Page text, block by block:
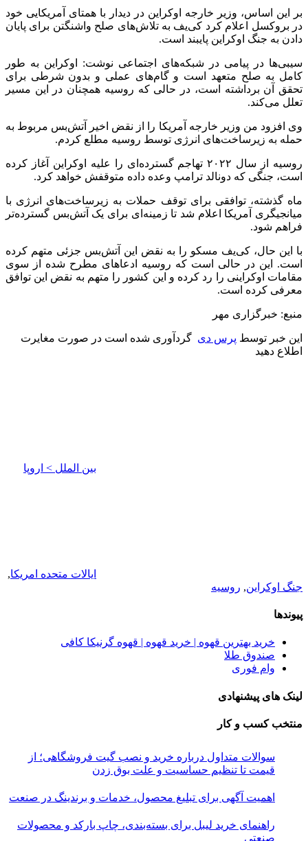
بر این اساس، وزیر خارجه اوکراین در دیدار با همتای آمریکایی خود
در بروکسل اعلام کرد کی‌یف به تلاش‌های صلح واشنگتن برای پایان
دادن به جنگ اوکراین پایبند است.
سیبی‌ها در پیامی در شبکه‌های اجتماعی نوشت: اوکراین به طور
کامل به صلح متعهد است و گام‌های عملی و بدون شرطی برای
تحقق آن برداشته است، در حالی که روسیه همچنان در این مسیر
تعلل می‌کند.
وی افزود من وزیر خارجه آمریکا را از نقض اخیر آتش‌بس مربوط به
حمله به زیرساخت‌های انرژی توسط روسیه مطلع کردم.
روسیه از سال ۲۰۲۲ تهاجم گسترده‌ای را علیه اوکراین آغاز کرده
است، جنگی که دونالد ترامپ وعده داده متوقفش خواهد کرد.
ماه گذشته، توافقی برای توقف حملات به زیرساخت‌های انرژی با
میانجیگری آمریکا اعلام شد تا زمینه‌ای برای یک آتش‌بس گسترده‌تر
فراهم شود.
با این حال، کی‌یف مسکو را به نقض این آتش‌بس جزئی متهم کرده
است. این در حالی است که روسیه ادعاهای مطرح شده از سوی
مقامات اوکراینی را رد کرده و این کشور را متهم به نقض این توافق
معرفی کرده است.
منبع: خبرگزاری مهر
این خبر توسط پرس دی گردآوری شده است در صورت مغایرت
اطلاع دهید
بین الملل > اروپا
ایالات متحده امریکا,
جنگ اوکراین, روسیه
پیوندها
خرید بهترین قهوه | خرید قهوه | قهوه گرنیکا کافی
صندوق طلا
وام فوری
لینک های پیشنهادی
منتخب کسب و کار
سوالات متداول درباره خرید و نصب گیت فروشگاهی؛ از
قیمت تا تنظیم حساسیت و علت بوق زدن
اهمیت آگهی برای تبلیغ محصول، خدمات و برندینگ در صنعت
راهنمای خرید لیبل برای بسته‌بندی، چاپ بارکد و محصولات
صنعتی